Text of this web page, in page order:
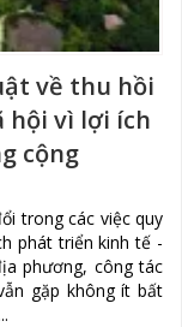
về thu hồi
hội vì lợi ích
cộng
trong các việc quy
phát triển kinh tế -
phương, công tác
gặp không ít bất